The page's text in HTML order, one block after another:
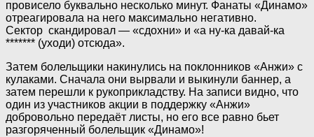
провисело буквально несколько минут. Фанаты «Динамо»
отреагировала на него максимально негативно.
Сектор скандировал — «сдохни» и «а ну-ка давай-ка
******* (уходи) отсюда».
Затем болельщики накинулись на поклонников «Анжи» с
кулаками. Сначала они вырвали и выкинули баннер, а
затем перешли к рукоприкладству. На записи видно, что
один из участников акции в поддержку «Анжи»
добровольно передаёт листы, но его все равно бьет
разгоряченный болельщик «Динамо»!